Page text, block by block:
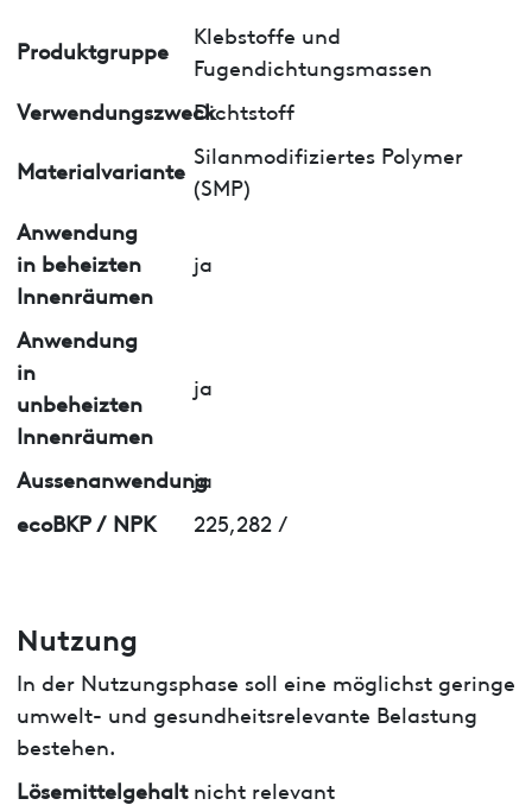
Produktgruppe
Klebstoffe und
Fugendichtungsmassen
VerwendungszweckDichtstoff
Materialvariante
Silanmodifiziertes Polymer
(SMP)
Anwendung
in beheizten
Innenräumen
ja
Anwendung
in
unbeheizten
Innenräumen
ja
Aussenanwendung
ja
ecoBKP / NPK
225,282 /
Nutzung
In der Nutzungsphase soll eine möglichst geringe
umwelt- und gesundheitsrelevante Belastung
bestehen.
Lösemittelgehalt nicht relevant